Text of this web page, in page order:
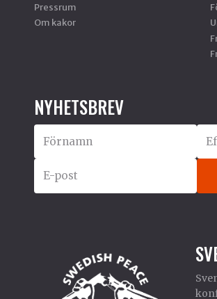
Pressrum
Om kakor
NYHETSBREV